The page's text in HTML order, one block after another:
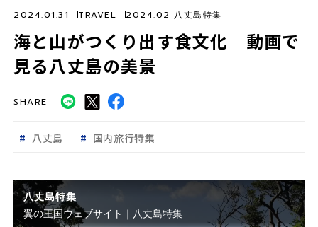
海と山がつくり出す食文化 動画で
見る八丈島の美景
2024.01.31 TRAVEL 2024.02 八丈島特集
SHARE
八丈島 国内旅行特集
八丈島特集
翼の王国ウェブサイト｜八丈島特集